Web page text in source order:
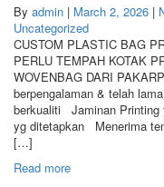
By admin | March 2, 2026 |
Uncategorized
CUSTOM PLASTIC BAG
PERLU TEMPAH KOTAK
WOVENBAG DARI
berpengalaman & telah
berkualiti Jaminan Printing
yg ditetapkan Menerima
[…]
Read more